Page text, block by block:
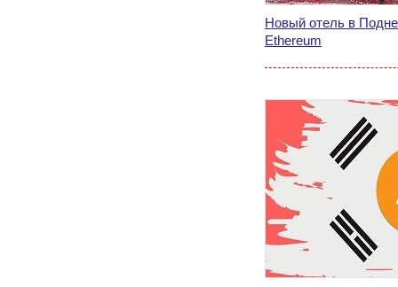
Новый отель в
Ethereum